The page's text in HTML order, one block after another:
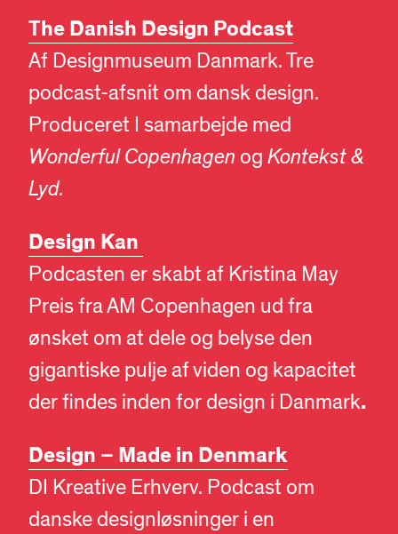
The Danish Design Podcast
Af Designmuseum Danmark. Tre
podcast-afsnit om dansk design.
Produceret I samarbejde med
Wonderful Copenhagen og Kontekst &
Lyd.
Design Kan
Podcasten er skabt af Kristina May
Preis fra AM Copenhagen ud fra
ønsket om at dele og belyse den
gigantiske pulje af viden og kapacitet
der findes inden for design i Danmark.
Design – Made in Denmark
DI Kreative Erhverv. Podcast om
danske designløsninger i en